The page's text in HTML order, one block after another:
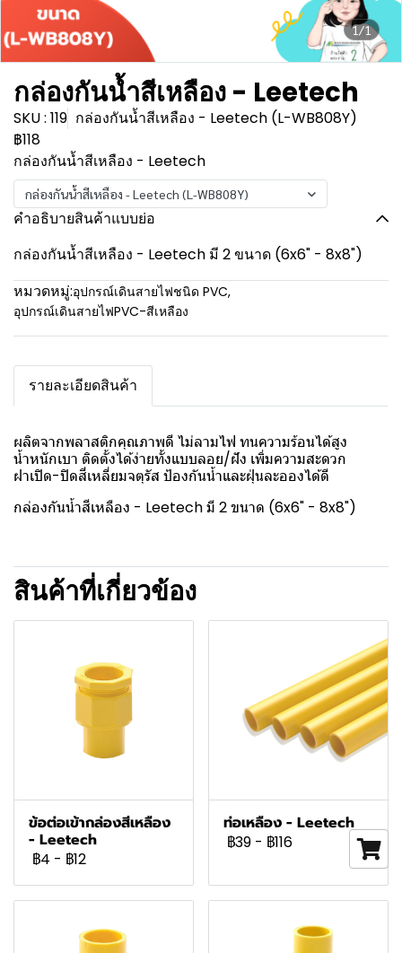
1/1
กล่องกันน้ำสีเหลือง - Leetech
SKU : 119 กล่องกันน้ำสีเหลือง - Leetech (L-WB808Y)
฿118
กล่องกันน้ำสีเหลือง - Leetech
กล่องกันน้ำสีเหลือง - Leetech (L-WB808Y)
คำอธิบายสินค้าแบบย่อ
กล่องกันน้ำสีเหลือง - Leetech มี 2 ขนาด (6x6" - 8x8")
หมวดหมู่:อุปกรณ์เดินสายไฟชนิด PVC,
อุปกรณ์เดินสายไฟPVC-สีเหลือง
รายละเอียดสินค้า
ผลิตจากพลาสติกคุณภาพดี ไม่ลามไฟ ทนความร้อนได้สูง
น้ำหนักเบา ติดตั้งได้ง่ายทั้งแบบลอย/ฝัง เพิ่มความสะดวก
ฝาเปิด-ปิดสี่เหลี่ยมจตุรัส ป้องกันน้ำและฝุ่นละอองได้ดี
กล่องกันน้ำสีเหลือง - Leetech มี 2 ขนาด (6x6" - 8x8")
สินค้าที่เกี่ยวข้อง
ข้อต่อเข้ากล่องสีเหลือง
- Leetech
฿4 - ฿12
ท่อเหลือง - Leetech
฿39 - ฿116